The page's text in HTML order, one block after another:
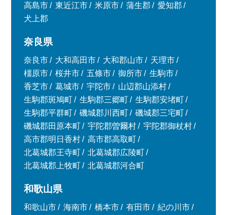
高島市
東近江市 米原市 蒲生郡
愛知郡
犬上郡
奈良県
奈良市 大和高田市 大和郡山市
天理市
橿原市
桜井市 五條市 御所市
生駒市
香芝市
葛城市 宇陀市
山辺郡山添村
生駒郡斑鳩町
生駒郡三郷町
生駒郡安堵町
生駒郡平群町
磯城郡川西町
磯城郡三宅町
磯城郡田原本町
宇陀郡曽爾村
宇陀郡御杖村
高市郡明日香村
高市郡高取町
北葛城郡王寺町
北葛城郡広陵町
北葛城郡上牧町
北葛城郡河合町
和歌山県
和歌山市 海南市 橋本市 有田市
紀の川市